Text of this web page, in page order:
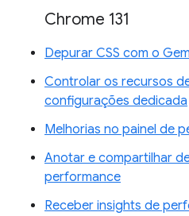
Chrome 131
Depurar CSS com o
Controlar os recursos
configurações dedicada
Melhorias no painel de
Anotar e compartilhar
performance
Receber insights de